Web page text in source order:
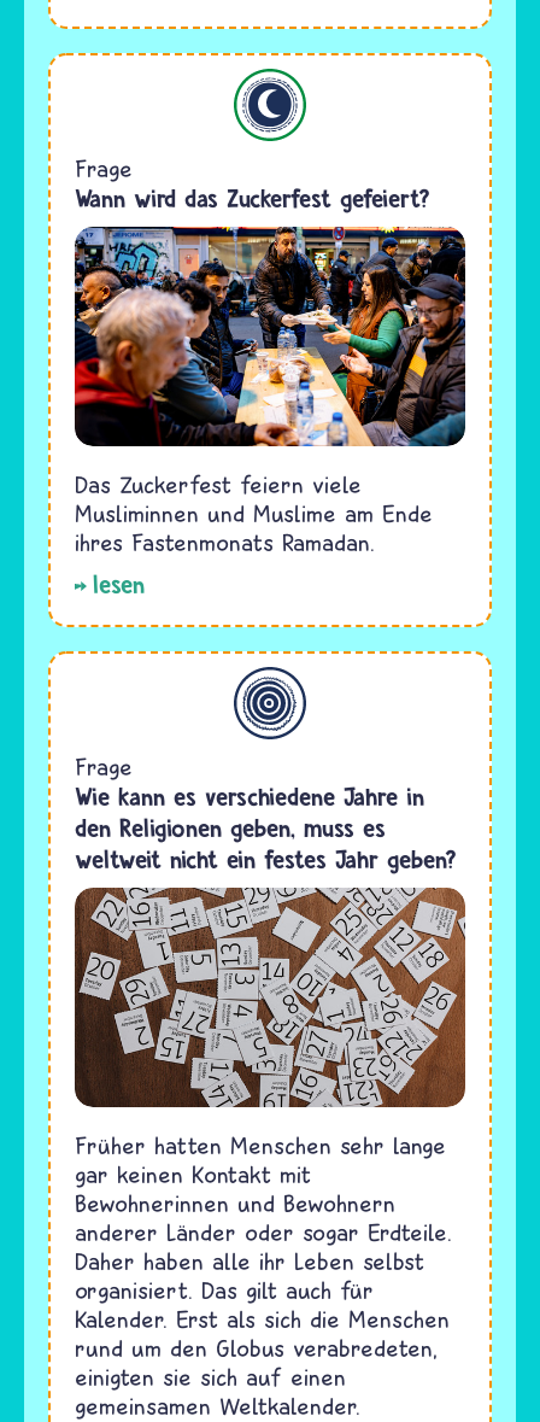
Frage
Wann wird das Zuckerfest gefeiert?
Das Zuckerfest feiern viele
Musliminnen und Muslime am Ende
ihres Fastenmonats Ramadan.
lesen
Allgemein
Frage
Wie kann es verschiedene Jahre in
den Religionen geben, muss es
weltweit nicht ein festes Jahr geben?
Früher hatten Menschen sehr lange
gar keinen Kontakt mit
Bewohnerinnen und Bewohnern
anderer Länder oder sogar Erdteile.
Daher haben alle ihr Leben selbst
organisiert. Das gilt auch für
Kalender. Erst als sich die Menschen
rund um den Globus verabredeten,
einigten sie sich auf einen
gemeinsamen Weltkalender.